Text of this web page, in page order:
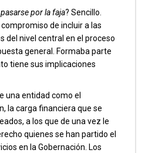
pasarse por la faja? Sencillo.
de incluir a las
del nivel central en el proceso
general. Formaba parte
tiene sus implicaciones
una entidad como el
la carga financiera que se
a los que de una vez le
quienes se han partido el
en la Gobernación. Los